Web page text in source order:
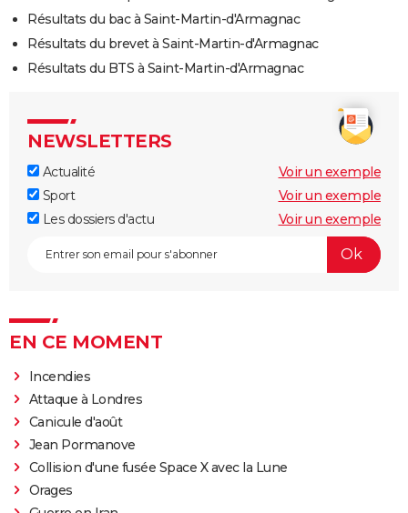
Résultats du bac à Saint-Martin-d'Armagnac
Résultats du brevet à Saint-Martin-d'Armagnac
Résultats du BTS à Saint-Martin-d'Armagnac
NEWSLETTERS
Actualité
Voir un exemple
Sport
Voir un exemple
Les dossiers d'actu
Voir un exemple
EN CE MOMENT
Incendies
Attaque à Londres
Canicule d'août
Jean Pormanove
Collision d'une fusée Space X avec la Lune
Orages